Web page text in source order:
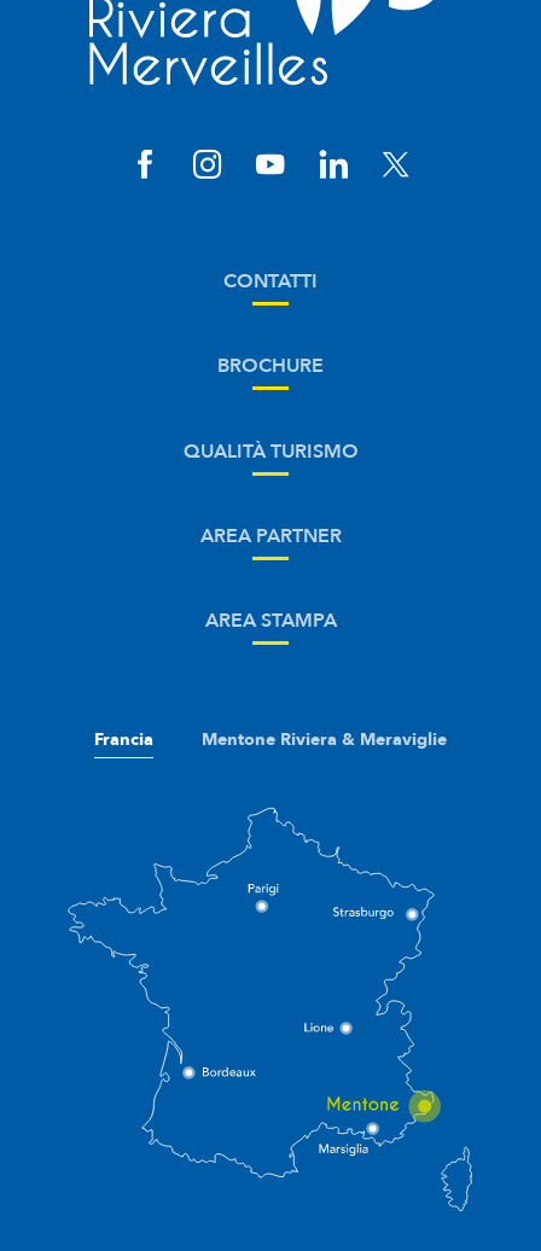
CONTATTI
BROCHURE
QUALITÀ TURISMO
AREA PARTNER
AREA STAMPA
Francia Mentone Riviera & Meraviglie